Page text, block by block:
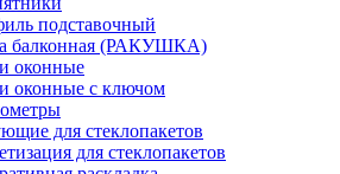
подставочный
балконная (РАКУШКА)
оконные
оконные с ключом
для стеклопакетов
для стеклопакетов